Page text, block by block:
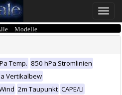
Toggle
Modelle
Temp. 850 hPa Stromlinien
Vertikalbew
2m Taupunkt CAPE/LI